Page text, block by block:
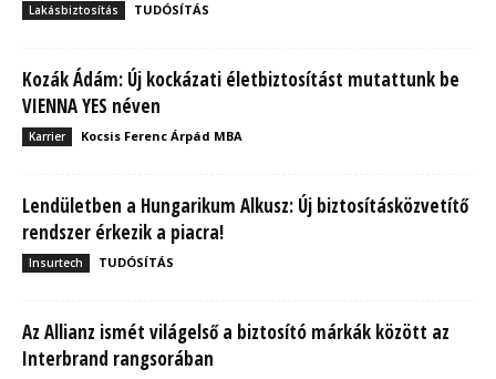
Lakásbiztosítás TUDÓSÍTÁS
Kozák Ádám: Új kockázati életbiztosítást mutattunk be
VIENNA YES néven
Karrier Kocsis Ferenc Árpád MBA
Lendületben a Hungarikum Alkusz: Új biztosításközvetítő
rendszer érkezik a piacra!
Insurtech TUDÓSÍTÁS
Az Allianz ismét világelső a biztosító márkák között az
Interbrand rangsorában